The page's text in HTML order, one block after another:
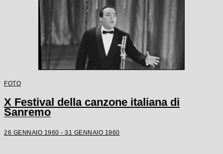
FOTO
X Festival della canzone italiana di
Sanremo
26 GENNAIO 1960 - 31 GENNAIO 1960